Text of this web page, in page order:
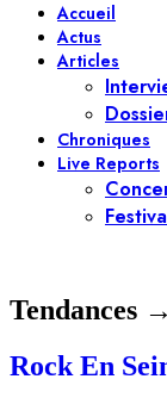
Accueil
Actus
Articles
Chroniques
Live Reports
Tendances →
Rock En